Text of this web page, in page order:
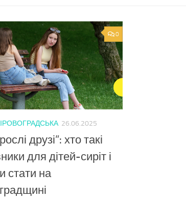
0
26.06.2025
друзі”: хто такі
для дітей-сиріт і
стати на